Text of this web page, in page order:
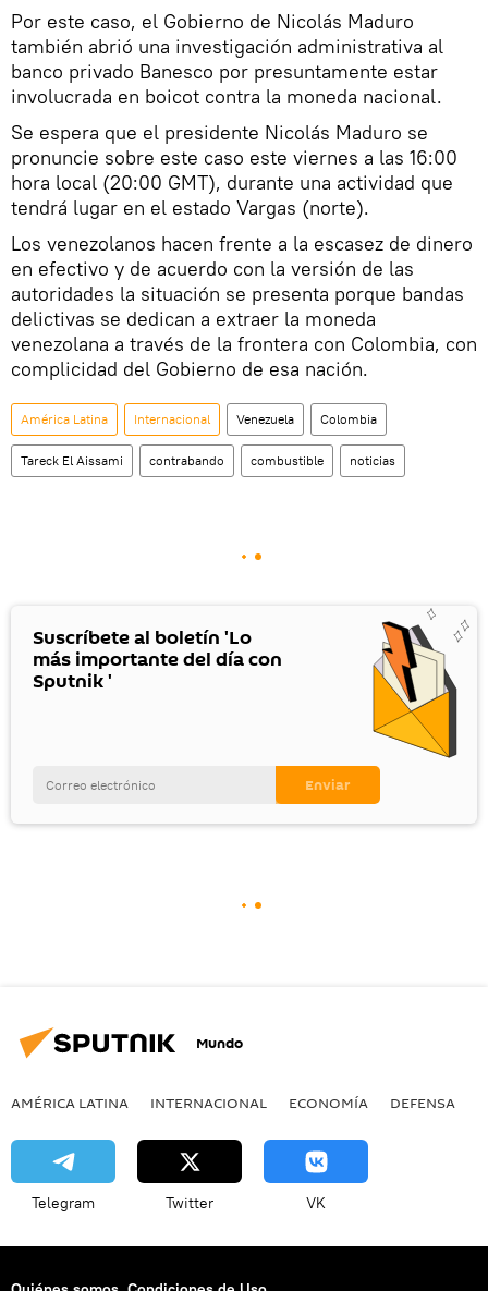
Por este caso, el Gobierno de Nicolás Maduro
también abrió una investigación administrativa al
banco privado Banesco por presuntamente estar
involucrada en boicot contra la moneda nacional.
Se espera que el presidente Nicolás Maduro se
pronuncie sobre este caso este viernes a las 16:00
hora local (20:00 GMT), durante una actividad que
tendrá lugar en el estado Vargas (norte).
Los venezolanos hacen frente a la escasez de dinero
en efectivo y de acuerdo con la versión de las
autoridades la situación se presenta porque bandas
delictivas se dedican a extraer la moneda
venezolana a través de la frontera con Colombia, con
complicidad del Gobierno de esa nación.
América Latina Internacional Venezuela Colombia
Tareck El Aissami contrabando combustible noticias
Suscríbete al boletín 'Lo
más importante del día con
Sputnik '
Mundo
AMÉRICA LATINA INTERNACIONAL ECONOMÍA DEFENSA
Telegram Twitter VK